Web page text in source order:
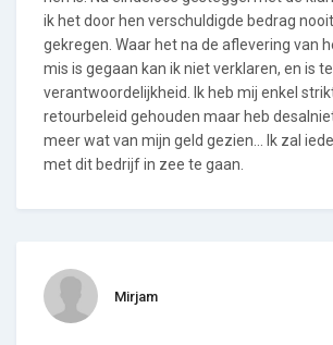
ik het door hen verschuldigde bedrag
gekregen. Waar het na de aflevering van
mis is gegaan kan ik niet verklaren, en is
verantwoordelijkheid. Ik heb mij enkel
retourbeleid gehouden maar heb
meer wat van mijn geld gezien... Ik zal
met dit bedrijf in zee te gaan.
Mirjam